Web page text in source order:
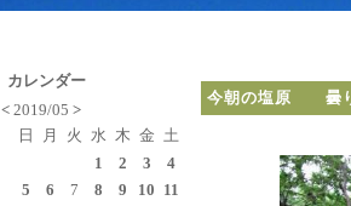
今朝の塩原 曇
カレンダー
< 2019/05 >
日
月 火 水 木 金 土
1
2 3
4
5
6 7 8 9 10 11